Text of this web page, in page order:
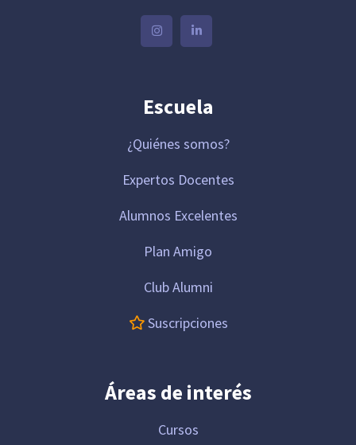
Escuela
¿Quiénes somos?
Expertos Docentes
Alumnos Excelentes
Plan Amigo
Club Alumni
Suscripciones
Áreas de interés
Cursos